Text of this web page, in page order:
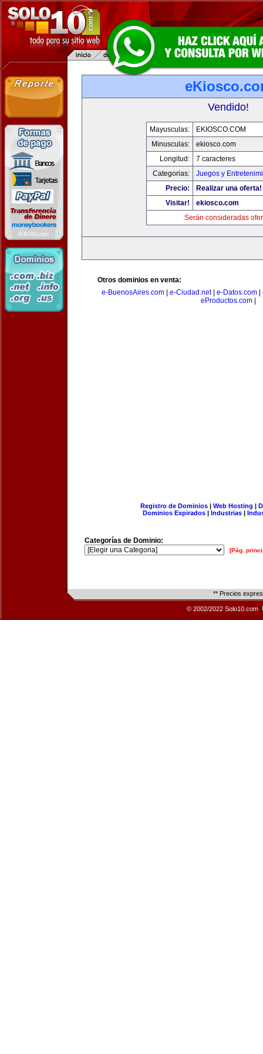
Vendido!
Mayusculas:
EKIOSCO.COM
Minusculas:
ekiosco.com
Longitud:
7 caracteres
Categorias:
Juegos y
Precio:
Realizar una oferta!
Visitar!
ekiosco.com
Serán consideradas
Otros dominios en venta:
e-BuenosAires.com| e-Ciudad.net| e-Datos.com|
eProductos.com
Registro de Dominios| Web Hosting |
Dominios Expirados | Industrias |
Categorías de Dominio:
[Pág.
** Precios
© 2002/2022 Solo10.com